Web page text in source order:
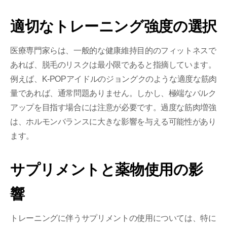
適切なトレーニング強度の選択
医療専門家らは、一般的な健康維持目的のフィットネスで
あれば、脱毛のリスクは最小限であると指摘しています。
例えば、K-POPアイドルのジョングクのような適度な筋肉
量であれば、通常問題ありません。しかし、極端なバルク
アップを目指す場合には注意が必要です。過度な筋肉増強
は、ホルモンバランスに大きな影響を与える可能性があり
ます。
サプリメントと薬物使用の影
響
トレーニングに伴うサプリメントの使用については、特に